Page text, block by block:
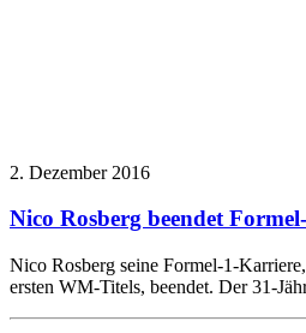
2. Dezember 2016
Nico Rosberg beendet
Nico Rosberg seine Formel-1-
ersten WM-Titels, beendet. Der 31-